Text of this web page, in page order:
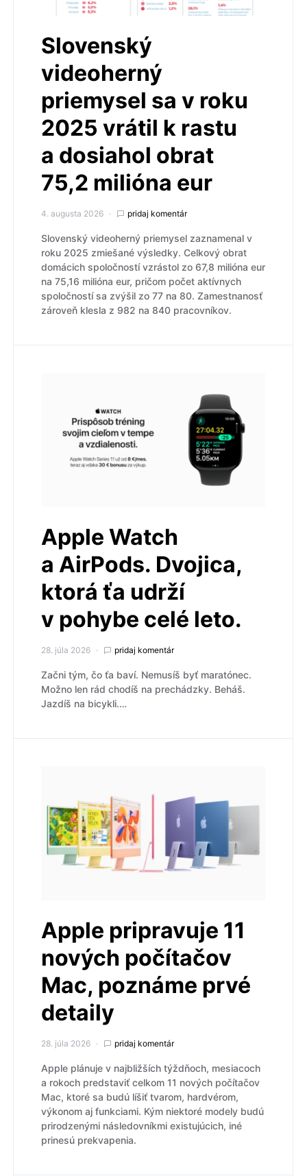
Slovenský
videoherný
priemysel sa v roku
2025 vrátil k rastu
a dosiahol obrat
75,2 milióna eur
4. augusta 2026 pridaj komentár
Slovenský videoherný priemysel zaznamenal v
roku 2025 zmiešané výsledky. Celkový obrat
domácich spoločností vzrástol zo 67,8 milióna eur
na 75,16 milióna eur, pričom počet aktívnych
spoločností sa zvýšil zo 77 na 80. Zamestnanosť
zároveň klesla z 982 na 840 pracovníkov.
Apple Watch
a AirPods. Dvojica,
ktorá ťa udrží
v pohybe celé leto.
28. júla 2026 pridaj komentár
Začni tým, čo ťa baví. Nemusíš byť maratónec.
Možno len rád chodíš na prechádzky. Beháš.
Jazdíš na bicykli.…
Apple pripravuje 11
nových počítačov
Mac, poznáme prvé
detaily
28. júla 2026 pridaj komentár
Apple plánuje v najbližších týždňoch, mesiacoch
a rokoch predstaviť celkom 11 nových počítačov
Mac, ktoré sa budú líšiť tvarom, hardvérom,
výkonom aj funkciami. Kým niektoré modely budú
prirodzenými následovníkmi existujúcich, iné
prinesú prekvapenia.